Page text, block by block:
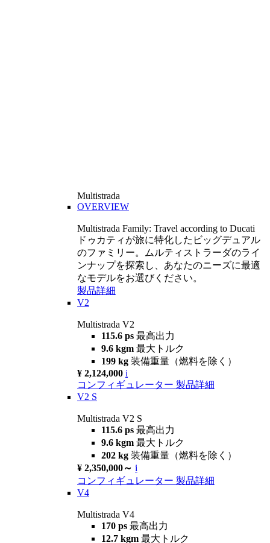
Multistrada
OVERVIEW
Multistrada Family: Travel according to Ducati
ドゥカティが旅に特化したビッグデュアル
のファミリー。ムルティストラーダのライ
ンナップを探索し、あなたのニーズに最適
なモデルをお選びください。
製品詳細
V2
Multistrada V2
115.6 ps 最高出力
9.6 kgm 最大トルク
199 kg 装備重量（燃料を除く）
¥ 2,124,000 i
コンフィギュレーター 製品詳細
V2 S
Multistrada V2 S
115.6 ps 最高出力
9.6 kgm 最大トルク
202 kg 装備重量（燃料を除く）
¥ 2,350,000～ i
コンフィギュレーター 製品詳細
V4
Multistrada V4
170 ps 最高出力
12.7 kgm 最大トルク